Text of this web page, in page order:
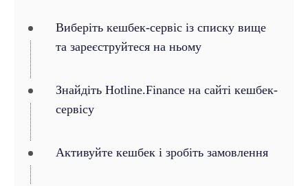
Виберіть кешбек-сервіс із списку вище
та зареєструйтеся на ньому
Знайдіть Hotline.Finance на сайті кешбек-
сервісу
Активуйте кешбек і зробіть замовлення